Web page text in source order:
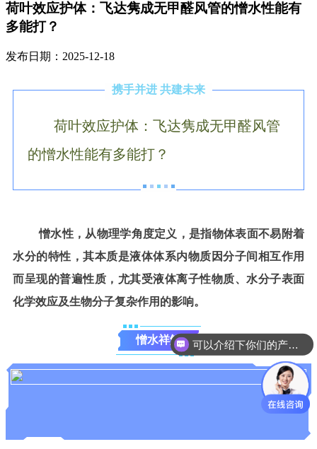
荷叶效应护体：飞达隽成无甲醛风管的憎水性能有
多能打？
发布日期：2025-12-18
携手并进 共建未来
荷叶效应护体：飞达隽成无甲醛风管
的憎水性能有多能打？
憎水性，从物理学角度定义，是指物体表面不易附着
水分的特性，其本质是液体体系内物质因分子间相互作用
而呈现的普遍性质，尤其受液体离子性物质、水分子表面
化学效应及生物分子复杂作用的影响。
憎水祥解 可以介绍下你们的产品么